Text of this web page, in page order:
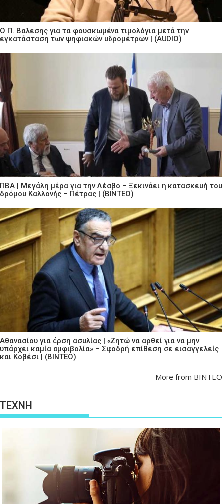
Ο Π. Βαλεσης για τα φουσκωμένα τιμολόγια μετά την
εγκατάσταση των ψηφιακών υδρομέτρων | (AUDIO)
ΠΒΑ | Μεγάλη μέρα για την Λέσβο – Ξεκινάει η κατασκευή του
δρόμου Καλλονής – Πέτρας | (ΒΙΝΤΕΟ)
Αθανασίου για άρση ασυλίας | «Ζητώ να αρθεί για να μην
υπάρχει καμία αμφιβολία» – Σφοδρή επίθεση σε εισαγγελείς
και Κοβέσι | (ΒΙΝΤΕΟ)
More from ΒΙΝΤΕΟ
ΤΕΧΝΗ